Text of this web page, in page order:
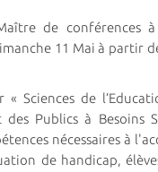
de conférences
11 Mai à partir
« Sciences de
des Publics à Besoins
nécessaires à
de handicap,